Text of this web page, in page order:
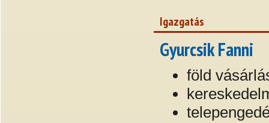
Igazgatás
Gyurcsik Fanni
föld